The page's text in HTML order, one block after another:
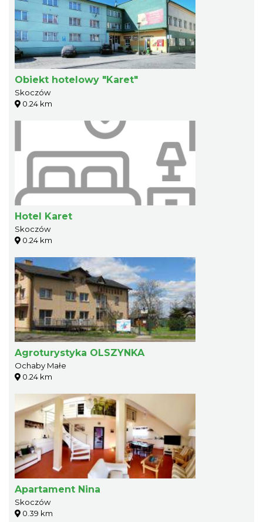
Obiekt hotelowy "Karet"
Skoczów
0.24 km
Hotel Karet
Skoczów
0.24 km
Agroturystyka OLSZYNKA
Ochaby Małe
0.24 km
Apartament Nina
Skoczów
0.39 km